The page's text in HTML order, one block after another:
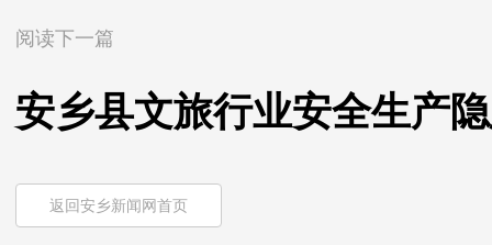
阅读下一篇
安乡县文旅行业安全生产
返回安乡新闻网首页